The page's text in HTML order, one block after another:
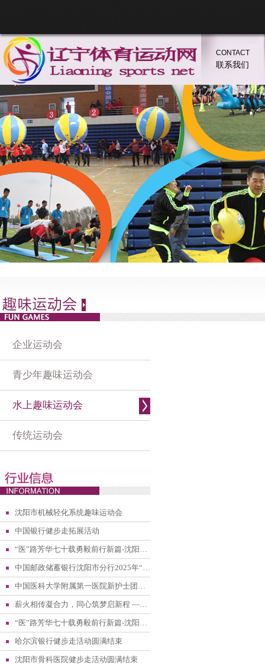
CONTACT
联系我们
企业运动会
青少年趣味运动会
水上趣味运动会
传统运动会
沈阳市机械轻化系统趣味运动会
中国银行健步走拓展活动
“医”路芳华七十载勇毅前行新篇-沈阳市五院庆祝第八个中国医师节暨建院70周年职工健步走活动
中国邮政储蓄银行沈阳市分行2025年“手植一棵树绿化一片天”义务植树健步走活动
中国医科大学附属第一医院新护士团建拓展活动成功举办
薪火相传凝合力，同心筑梦启新程 —— 省工会开展主题文化传承活动
“医”路芳华七十载勇毅前行新篇-沈阳市五院庆祝第八个中国医师节暨建院70周年职工健步走活动
哈尔滨银行健步走活动圆满结束
沈阳市骨科医院健步走活动圆满结束